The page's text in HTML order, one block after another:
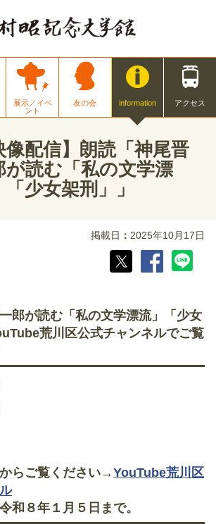
展示／イベ
ント
友の会 information アクセス
像配信】朗読「神尾晋
が読む「私の文学漂
少女架刑」」
掲載日 2025年10月17日
郎が読む「私の文学漂流」「少女
荒川区公式チャンネルでご覧
らご覧ください→YouTube荒川区
和８年１月５日まで。